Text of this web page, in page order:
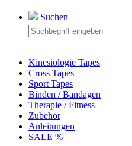
Suchen
Kinesiologie Tapes
Cross Tapes
Sport Tapes
Binden / Bandagen
Therapie / Fitness
Zubehör
Anleitungen
SALE %